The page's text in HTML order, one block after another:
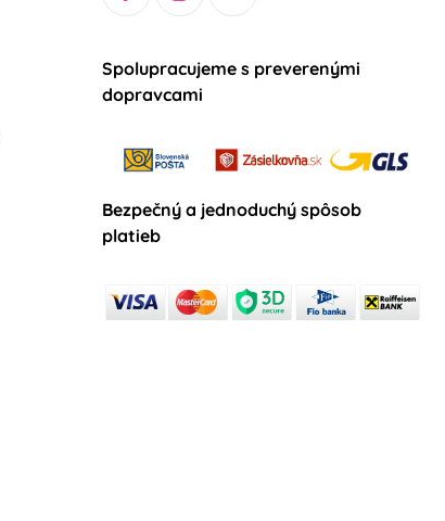
Spolupracujeme s preverenými
dopravcami
Bezpečný a jednoduchý spôsob
platieb